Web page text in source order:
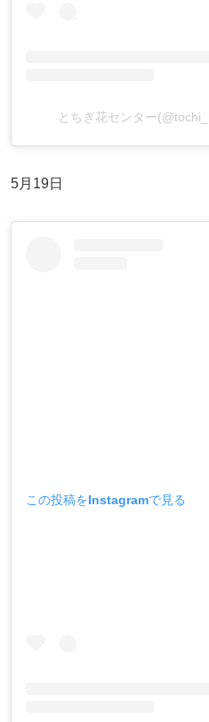
とちぎ花センター
5月19日
この投稿をInstagramで見る